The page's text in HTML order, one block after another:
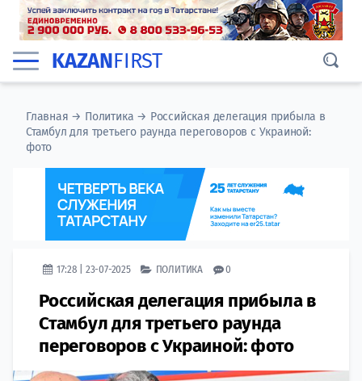
KAZANFIRST
Главная → Политика → Российская делегация прибыла в
Стамбул для третьего раунда переговоров с Украиной:
фото
17:28 | 23-07-2025 ПОЛИТИКА 0
Российская делегация прибыла в
Стамбул для третьего раунда
переговоров с Украиной: фото